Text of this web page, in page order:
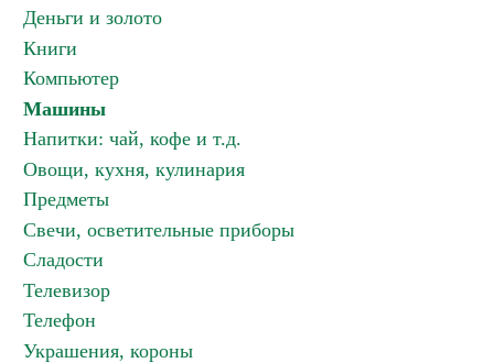
Деньги и золото
Книги
Компьютер
Машины
Напитки: чай, кофе и т.д.
Овощи, кухня, кулинария
Предметы
Свечи, осветительные приборы
Сладости
Телевизор
Телефон
Украшения, короны